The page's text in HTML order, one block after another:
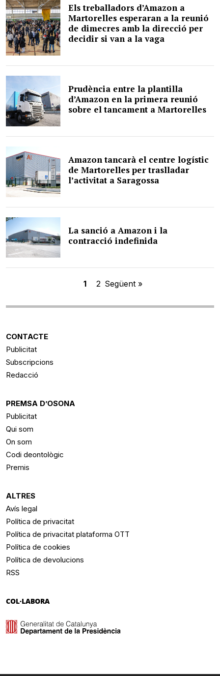
Els treballadors d’Amazon a
Martorelles esperaran a la reunió
de dimecres amb la direcció per
decidir si van a la vaga
Prudència entre la plantilla
d’Amazon en la primera reunió
sobre el tancament a Martorelles
Amazon tancarà el centre logístic
de Martorelles per traslladar
l’activitat a Saragossa
La sanció a Amazon i la
contracció indefinida
1 2 Següent »
CONTACTE
Publicitat
Subscripcions
Redacció
PREMSA D’OSONA
Publicitat
Qui som
On som
Codi deontològic
Premis
ALTRES
Avís legal
Política de privacitat
Política de privacitat plataforma OTT
Política de cookies
Política de devolucions
RSS
COL·LABORA